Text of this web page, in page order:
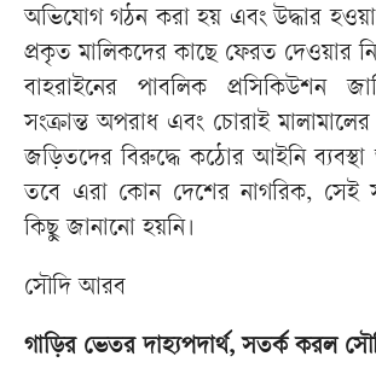
অভিযোগ গঠন করা হয় এবং উদ্ধার হওয়া
প্রকৃত মালিকদের কাছে ফেরত দেওয়ার
বাহরাইনের পাবলিক প্রসিকিউশন
সংক্রান্ত অপরাধ এবং চোরাই মালামালের
জড়িতদের বিরুদ্ধে কঠোর আইনি ব্যবস্থা
তবে এরা কোন দেশের নাগরিক, সেই
কিছু জানানো হয়নি।
সৌদি আরব
গাড়ির ভেতর দাহ্যপদার্থ, সতর্ক করল